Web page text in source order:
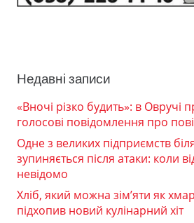
Недавні записи
«Вночі різко будить»: в Овручі
голосові повідомлення про
Одне з великих підприємств
зупиняється після атаки: коли
невідомо
Хліб, який можна зім’яти як
підхопив новий кулінарний хіт